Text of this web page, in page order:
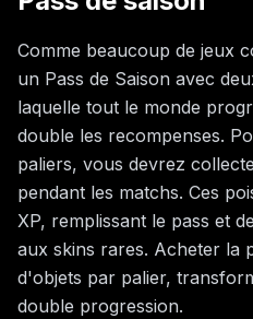
Comme beaucoup de jeux
un Pass de Saison avec
laquelle tout le monde
double les recompenses.
paliers, vous devrez
pendant les matchs. Ces
XP, remplissant le pass et
aux skins rares. Acheter la
d'objets par palier,
double progression.